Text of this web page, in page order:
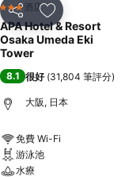
分享 放到收藏夾
3 星級酒店
APA Hotel & Resort
Osaka Umeda Eki
Tower
8.1 很好 (31,804 筆評分)
大阪, 日本
免費 Wi-Fi
游泳池
水療